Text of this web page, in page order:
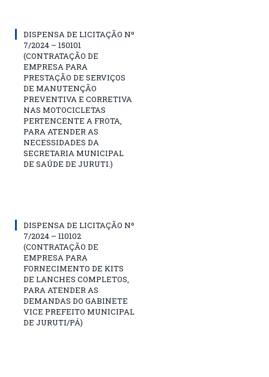
DISPENSA DE LICITAÇÃO Nº
7/2024 – 150101
(CONTRATAÇÃO DE
EMPRESA PARA
PRESTAÇÃO DE SERVIÇOS
DE MANUTENÇÃO
PREVENTIVA E CORRETIVA
NAS MOTOCICLETAS
PERTENCENTE A FROTA,
PARA ATENDER AS
NECESSIDADES DA
SECRETARIA MUNICIPAL
DE SAÚDE DE JURUTI.)
DISPENSA DE LICITAÇÃO Nº
7/2024 – 110102
(CONTRATAÇÃO DE
EMPRESA PARA
FORNECIMENTO DE KITS
DE LANCHES COMPLETOS,
PARA ATENDER AS
DEMANDAS DO GABINETE
VICE PREFEITO MUNICIPAL
DE JURUTI/PÁ)